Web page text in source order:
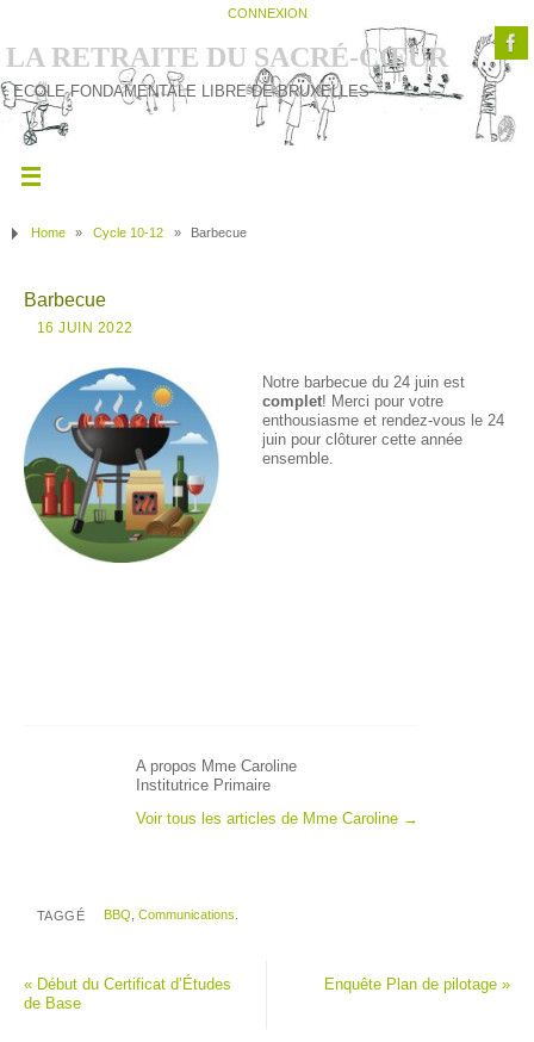
CONNEXION
LA RETRAITE DU SACRÉ-CŒUR
ECOLE FONDAMENTALE LIBRE DE BRUXELLES
Home » Cycle 10-12 » Barbecue
Barbecue
16 JUIN 2022
Notre barbecue du 24 juin est
complet! Merci pour votre
enthousiasme et rendez-vous le 24
juin pour clôturer cette année
ensemble.
A propos Mme Caroline
Institutrice Primaire
Voir tous les articles de Mme Caroline →
TAGGÉ BBQ ,Communications
«Début du Certificat d’Études
de Base
Enquête Plan de pilotage»